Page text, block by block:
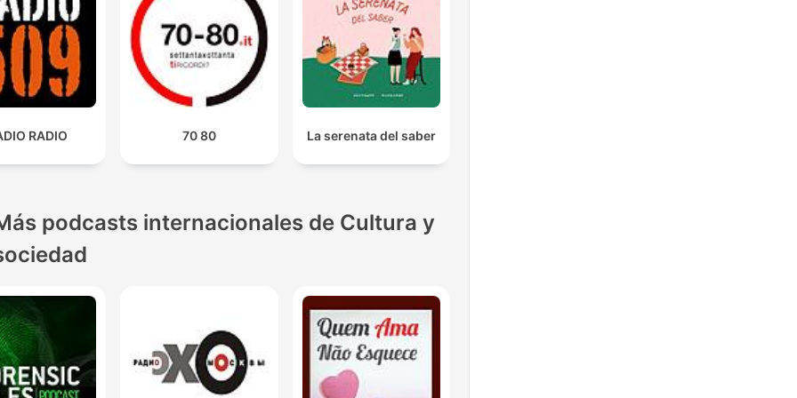
RADIO 70 80 La serenata del saber
podcasts internacionales de Cultura y